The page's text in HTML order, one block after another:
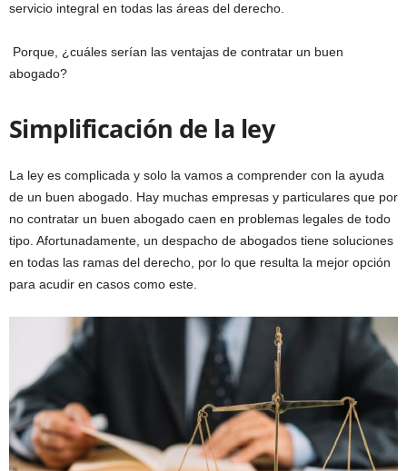
servicio integral en todas las áreas del derecho.
Porque, ¿cuáles serían las ventajas de contratar un buen
abogado?
Simplificación de la ley
La ley es complicada y solo la vamos a comprender con la ayuda
de un buen abogado. Hay muchas empresas y particulares que por
no contratar un buen abogado caen en problemas legales de todo
tipo. Afortunadamente, un despacho de abogados tiene soluciones
en todas las ramas del derecho, por lo que resulta la mejor opción
para acudir en casos como este.